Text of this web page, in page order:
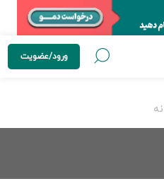
ورود/عضویت